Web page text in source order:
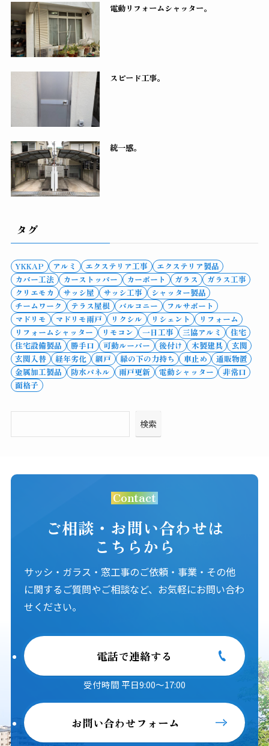
電動リフォームシャッター。
スピード工事。
統一感。
タグ
YKKAP アルミ エクステリア工事
エクステリア製品
カバー工法
カーストッパー カーポート ガラス
ガラス工事
クリエモカ
サッシ屋 サッシ工事
シャッター製品
チームワーク
テラス屋根 バルコニー
フルサポート
マドリモ
マドリモ雨戸 リクシル リシェント
リフォーム
リフォームシャッター
リモコン 一日工事 三協アルミ
住宅
住宅設備製品
勝手口 可動ルーバー 後付け 木製建具
玄関
玄関入替
経年劣化 網戸 縁の下の力持ち 車止め
通販物置
金属加工製品
防水パネル 雨戸更新 電動シャッター
非常口
面格子
検索
Contact
ご相談・お問い合わせは
こちらから
サッシ・ガラス・窓工事のご依頼・事業・その他
に関するご質問やご相談など、お気軽にお問い合わ
せください。
電話で連絡する
受付時間 平日9:00～17:00
お問い合わせフォーム